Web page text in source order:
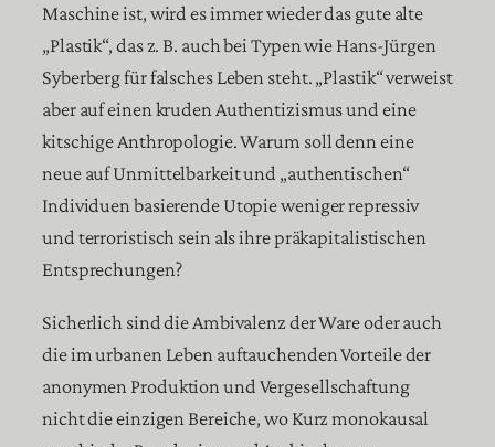
Maschine ist, wird es immer wieder das gute alte
„Plastik“, das z. B. auch bei Typen wie Hans-Jürgen
Syberberg für falsches Leben steht. „Plastik“ verweist
aber auf einen kruden Authentizismus und eine
kitschige Anthropologie. Warum soll denn eine
neue auf Unmittelbarkeit und „authentischen“
Individuen basierende Utopie weniger repressiv
und terroristisch sein als ihre präkapitalistischen
Entsprechungen?
Sicherlich sind die Ambivalenz der Ware oder auch
die im urbanen Leben auftauchenden Vorteile der
anonymen Produktion und Vergesellschaftung
nicht die einzigen Bereiche, wo Kurz monokausal